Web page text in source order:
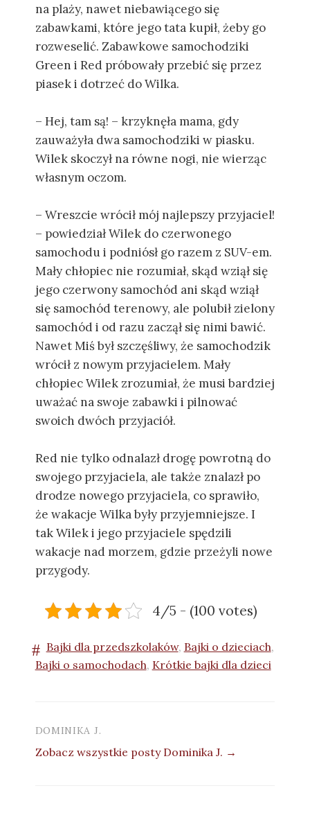
na plaży, nawet niebawiącego się
zabawkami, które jego tata kupił, żeby go
rozweselić. Zabawkowe samochodziki
Green i Red próbowały przebić się przez
piasek i dotrzeć do Wilka.
– Hej, tam są! – krzyknęła mama, gdy
zauważyła dwa samochodziki w piasku.
Wilek skoczył na równe nogi, nie wierząc
własnym oczom.
– Wreszcie wrócił mój najlepszy przyjaciel!
– powiedział Wilek do czerwonego
samochodu i podniósł go razem z SUV-em.
Mały chłopiec nie rozumiał, skąd wziął się
jego czerwony samochód ani skąd wziął
się samochód terenowy, ale polubił zielony
samochód i od razu zaczął się nimi bawić.
Nawet Miś był szczęśliwy, że samochodzik
wrócił z nowym przyjacielem. Mały
chłopiec Wilek zrozumiał, że musi bardziej
uważać na swoje zabawki i pilnować
swoich dwóch przyjaciół.
Red nie tylko odnalazł drogę powrotną do
swojego przyjaciela, ale także znalazł po
drodze nowego przyjaciela, co sprawiło,
że wakacje Wilka były przyjemniejsze. I
tak Wilek i jego przyjaciele spędzili
wakacje nad morzem, gdzie przeżyli nowe
przygody.
4/5 - (100 votes)
Bajki dla przedszkolaków, Bajki o dzieciach,
Bajki o samochodach, Krótkie bajki dla dzieci
DOMINIKA J.
Zobacz wszystkie posty Dominika J. →